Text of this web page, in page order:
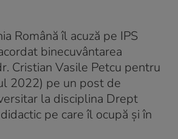
Română îl acuză pe IPS
binecuvântarea
Cristian Vasile Petcu pentru
2022) pe un post de
la disciplina Drept
pe care îl ocupă și în